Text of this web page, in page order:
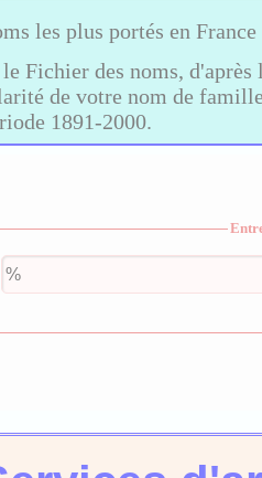
les plus portés en
Fichier des noms,
de votre nom de
1891-2000.